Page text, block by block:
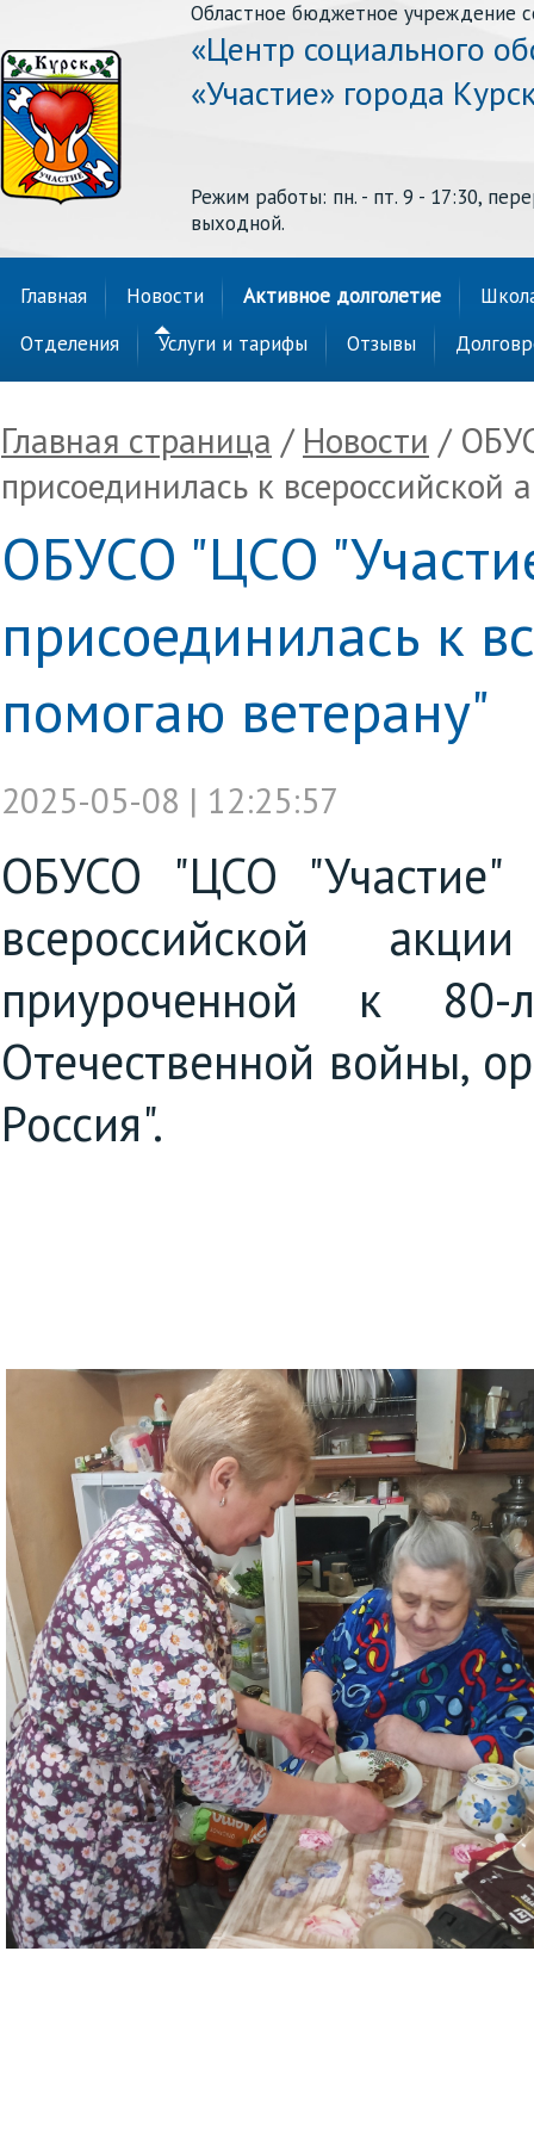
Областное бюджетное учреждение
«Центр социального
«Участие» города
Режим работы: пн. - пт. 9 - 17:30,
выходной.
Главная Новости Активное долголетие
Отделения
Услуги и тарифы Отзывы
Главная страница / Новости /
присоединилась к
ОБУСО "ЦСО
присоединилась к
помогаю ветерану"
2025-05-08 | 12:25:57
ОБУСО "ЦСО "Участие"
всероссийской
приуроченной к
Отечественной войны,
Россия".